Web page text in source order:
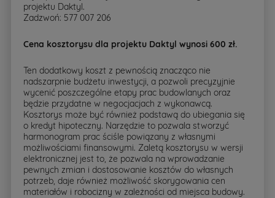
projektu Daktyl.
Zadzwoń: 577 007 206
Cena kosztorysu dla projektu Daktyl wynosi 600 zł.
Ten dodatkowy koszt z pewnością znacząco nie
nadszarpnie budżetu inwestycji, a pozwoli precyzyjnie
wycenić poszczególne etapy prac budowlanych oraz
będzie przydatne w negocjacjach z wykonawcą.
Kosztorys może być również podstawą do ubiegania się
o kredyt hipoteczny. Narzędzie to pozwala stworzyć
harmonogram prac ściśle powiązany z własnymi
możliwościami finansowymi. Zaletą kosztorysu w wersji
elektronicznej jest to, że pozwala na wprowadzanie
pewnych zmian i dostosowanie kosztów do własnych
potrzeb, daje również możliwość skorygowania cen
materiałów i robocizny w zależności od miejsca budowy.